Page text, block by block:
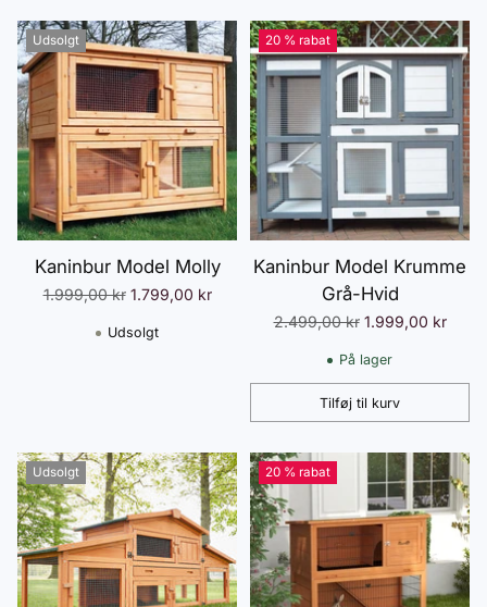
Udsolgt
Kaninbur Model Molly
Normalpris
1.999,00 kr 1.799,00 kr
Udsolgt
20 % rabat
Kaninbur Model Krumme
Grå-Hvid
Normalpris
2.499,00 kr 1.999,00 kr
På lager
Tilføj til kurv
Antal
Udsolgt 20 % rabat